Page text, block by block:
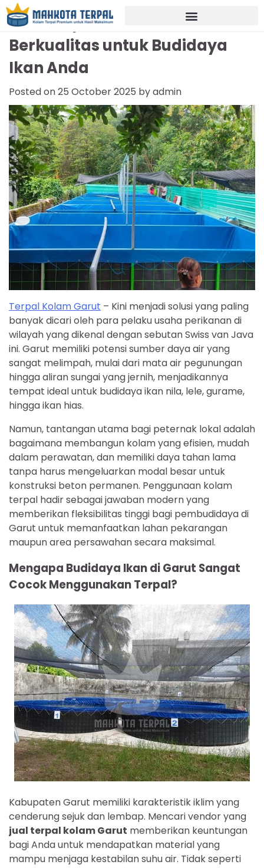
Jual Terpal Kolam Garut
Berkualitas untuk Budidaya
Ikan Anda
Posted on25 October 2025 byadmin
Terpal Kolam Garut – Kini menjadi solusi yang paling
banyak dicari oleh para pelaku usaha perikanan di
wilayah yang dikenal dengan sebutan Swiss van Java
ini. Garut memiliki potensi sumber daya air yang
sangat melimpah, mulai dari mata air pegunungan
hingga aliran sungai yang jernih, menjadikannya
tempat ideal untuk budidaya ikan nila, lele, gurame,
hingga ikan hias.
Namun, tantangan utama bagi peternak lokal adalah
bagaimana membangun kolam yang efisien, mudah
dalam perawatan, dan memiliki daya tahan lama
tanpa harus mengeluarkan modal besar untuk
konstruksi beton permanen. Penggunaan kolam
terpal hadir sebagai jawaban modern yang
memberikan fleksibilitas tinggi bagi pembudidaya di
Garut untuk memanfaatkan lahan pekarangan
maupun area persawahan secara maksimal.
Mengapa Budidaya Ikan di Garut Sangat
Cocok Menggunakan Terpal?
Kabupaten Garut memiliki karakteristik iklim yang
cenderung sejuk dan lembap. Mencari vendor yang
jual terpal kolam Garut memberikan keuntungan
bagi Anda untuk mendapatkan material yang
mampu menjaga kestabilan suhu air. Tidak seperti